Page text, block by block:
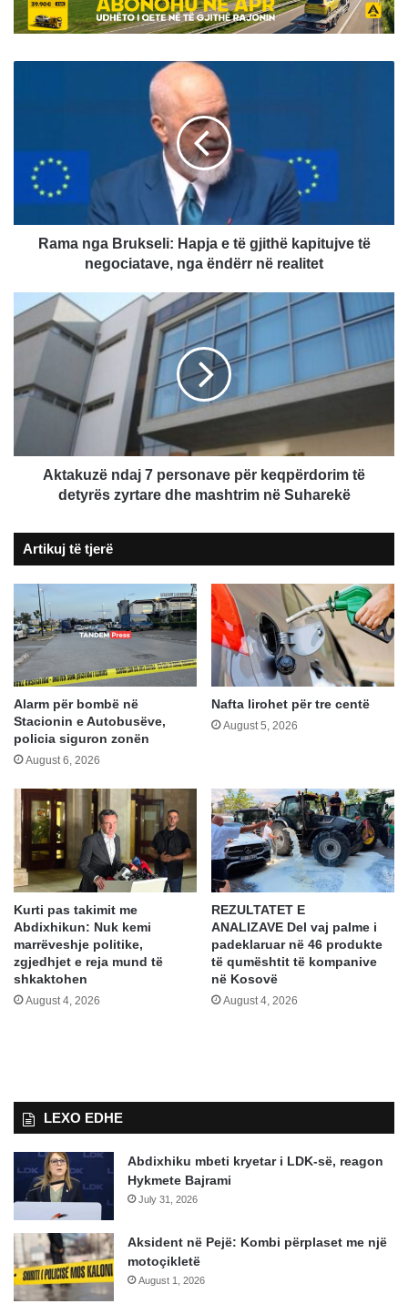
gjithë
kapitujve
të
negociatave,
realitet
Rama nga Brukseli: Hapja e të gjithë kapitujve të
negociatave, nga ëndërr në realitet
Aktakuzë
ndaj
7
personave
keqpërdorim
detyrës
zyrtare
mashtrim
Suharekë
Aktakuzë ndaj 7 personave për keqpërdorim të
detyrës zyrtare dhe mashtrim në Suharekë
Artikuj të tjerë
Alarm për bombë në
Stacionin e Autobusëve,
policia siguron zonën
August 6, 2026
Nafta lirohet për tre centë
August 5, 2026
Kurti pas takimit me
Abdixhikun: Nuk kemi
marrëveshje politike,
zgjedhjet e reja mund të
shkaktohen
August 4, 2026
REZULTATET E
ANALIZAVE Del vaj palme i
padeklaruar në 46 produkte
të qumështit të kompanive
në Kosovë
August 4, 2026
LEXO EDHE
Abdixhiku mbeti kryetar i LDK-së, reagon
Hykmete Bajrami
July 31, 2026
Aksident në Pejë: Kombi përplaset me një
motoçikletë
August 1, 2026